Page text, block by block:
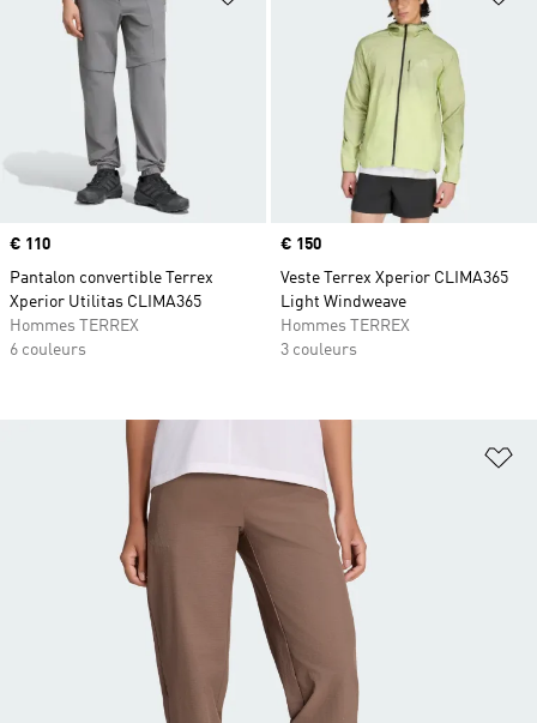
Prix
€ 110
Pantalon convertible Terrex
Xperior Utilitas CLIMA365
Hommes TERREX
6 couleurs
Prix
€ 150
Veste Terrex Xperior CLIMA365
Light Windweave
Hommes TERREX
3 couleurs